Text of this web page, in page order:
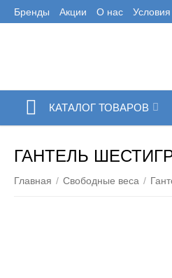
Бренды Акции О нас Условия
КАТАЛОГ ТОВАРОВ
ГАНТЕЛЬ
Главная / Свободные веса /